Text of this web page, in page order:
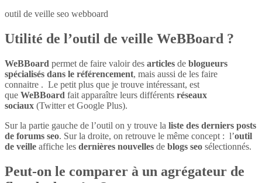
outil de veille seo webboard
Utilité de l’outil de veille WeBBoard ?
WeBBoard permet de faire valoir des articles de blogueurs
spécialisés dans le référencement, mais aussi de les faire
connaitre . Le petit plus que je trouve intéressant, est
que WeBBoard fait apparaître leurs différents réseaux
sociaux (Twitter et Google Plus).
Sur la partie gauche de l’outil on y trouve la liste des derniers posts
de forums seo. Sur la droite, on retrouve le même concept : l’outil
de veille affiche les dernières nouvelles de blogs seo sélectionnés.
Peut-on le comparer à un agrégateur de